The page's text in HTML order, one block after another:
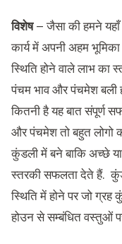
विशेष –जैसा की हमने
कार्य में अपनी अहम
स्थिति होने वाले लाभ का
पंचम भाव और पंचमेश बली
कितनी है यह बात संपूर्ण
और पंचमेश तो बहुत लोगो
कुंडली में बने बाकि अच्छे
स्तरकी सफलता देते हैं.
स्थिति में होने पर जो
होउन से सम्बंधित वस्तुओं